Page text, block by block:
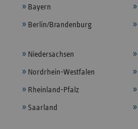
Bayern
Berlin/Brandenburg
Niedersachsen
Nordrhein-Westfalen
Rheinland-Pfalz
Saarland